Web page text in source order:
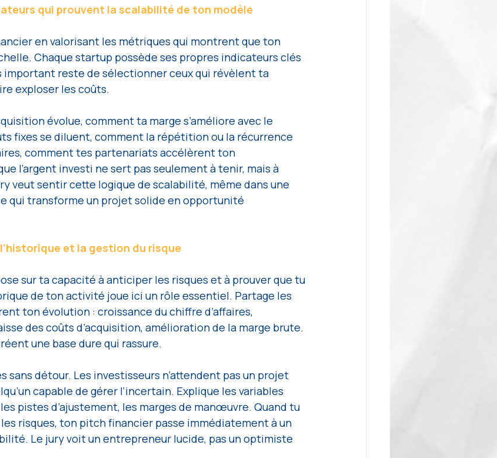
qui prouvent la scalabilité de ton modèle
en valorisant les métriques qui montrent que ton
Chaque startup possède ses propres indicateurs clés
important reste de sélectionner ceux qui révèlent ta
exploser les coûts.
évolue, comment ta marge s’améliore avec le
fixes se diluent, comment la répétition ou la récurrence
comment tes partenariats accélèrent ton
l’argent investi ne sert pas seulement à tenir, mais à
veut sentir cette logique de scalabilité, même dans une
qui transforme un projet solide en opportunité
et la gestion du risque
sur ta capacité à anticiper les risques et à prouver que tu
de ton activité joue ici un rôle essentiel. Partage les
ton évolution : croissance du chiffre d’affaires,
des coûts d’acquisition, amélioration de la marge brute.
une base dure qui rassure.
sans détour. Les investisseurs n’attendent pas un projet
capable de gérer l’incertain. Explique les variables
pistes d’ajustement, les marges de manœuvre. Quand tu
risques, ton pitch financier passe immédiatement à un
Le jury voit un entrepreneur lucide, pas un optimiste